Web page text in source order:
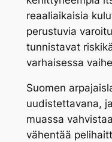
reaaliaikaisia
perustuvia
tunnistavat
varhaisessa
Suomen
uudistettavana,
muassa
vähentää